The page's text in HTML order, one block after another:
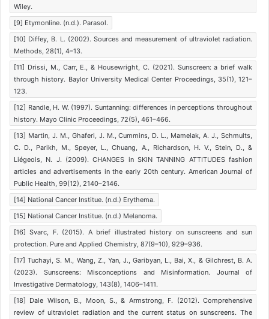
Wiley.
[9] Etymonline. (n.d.). Parasol.
[10] Diffey, B. L. (2002). Sources and measurement of ultraviolet radiation.
Methods, 28(1), 4–13.
[11] Drissi, M., Carr, E., & Housewright, C. (2021). Sunscreen: a brief walk
through history. Baylor University Medical Center Proceedings, 35(1), 121–
123.
[12] Randle, H. W. (1997). Suntanning: differences in perceptions throughout
history. Mayo Clinic Proceedings, 72(5), 461–466.
[13] Martin, J. M., Ghaferi, J. M., Cummins, D. L., Mamelak, A. J., Schmults,
C. D., Parikh, M., Speyer, L., Chuang, A., Richardson, H. V., Stein, D., &
Liégeois, N. J. (2009). CHANGES in SKIN TANNING ATTITUDES fashion
articles and advertisements in the early 20th century. American Journal of
Public Health, 99(12), 2140–2146.
[14] National Cancer Institue. (n.d.) Erythema.
[15] National Cancer Institue. (n.d.) Melanoma.
[16] Svarc, F. (2015). A brief illustrated history on sunscreens and sun
protection. Pure and Applied Chemistry, 87(9–10), 929–936.
[17] Tuchayi, S. M., Wang, Z., Yan, J., Garibyan, L., Bai, X., & Gilchrest, B. A.
(2023). Sunscreens: Misconceptions and Misinformation. Journal of
Investigative Dermatology, 143(8), 1406–1411.
[18] Dale Wilson, B., Moon, S., & Armstrong, F. (2012). Comprehensive
review of ultraviolet radiation and the current status on sunscreens. The